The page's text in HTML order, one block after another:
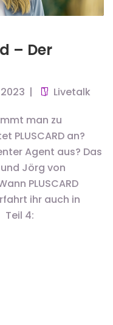
– Der
Livetalk
man zu
PLUSCARD an?
Agent aus? Das
Jörg von
PLUSCARD
ihr auch in
Teil 4: